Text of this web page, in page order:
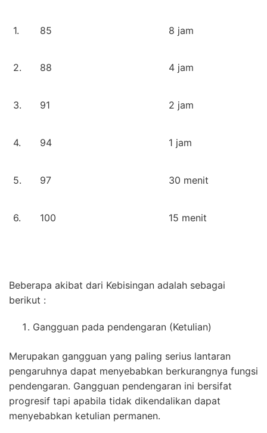
1. 85 8 jam
2. 88 4 jam
3. 91 2 jam
4. 94 1 jam
5. 97 30 menit
6. 100 15 menit
Beberapa akibat dari Kebisingan adalah sebagai
berikut :
Gangguan pada pendengaran (Ketulian)
Merupakan gangguan yang paling serius lantaran
pengaruhnya dapat menyebabkan berkurangnya fungsi
pendengaran. Gangguan pendengaran ini bersifat
progresif tapi apabila tidak dikendalikan dapat
menyebabkan ketulian permanen.